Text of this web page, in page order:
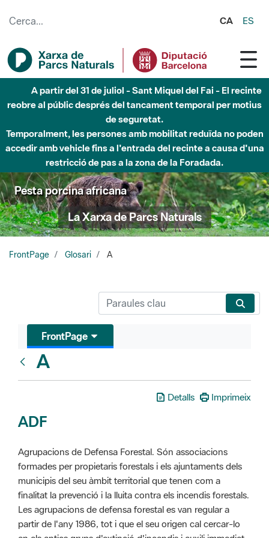
CA ES
A partir del 31 de juliol - Sant Miquel del Fai - El recinte
reobre al públic després del tancament temporal per motius
de seguretat.
Temporalment, les persones amb mobilitat reduïda no poden
accedir amb vehicle fins a l'entrada del recinte a causa d'una
restricció de pas a la zona de la Foradada.
Pesta porcina africana
La Xarxa de Parcs Naturals
FrontPage Glosari A
FrontPage
A
Detalls Imprimeix
ADF
Agrupacions de Defensa Forestal. Són associacions
formades per propietaris forestals i els ajuntaments dels
municipis del seu àmbit territorial que tenen com a
finalitat la prevenció i la lluita contra els incendis forestals.
Les agrupacions de defensa forestal es van regular a
partir de l'any 1986, tot i que el seu origen cal cercar-lo